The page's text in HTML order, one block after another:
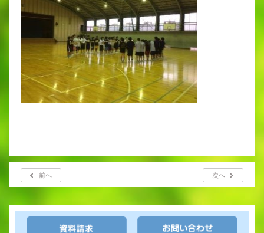
前へ 次へ
ゆりっこおすすめの
学校スポット
行事スケジュール
制服紹介
2027年度 入試について
出願時申請書類ダウンロード